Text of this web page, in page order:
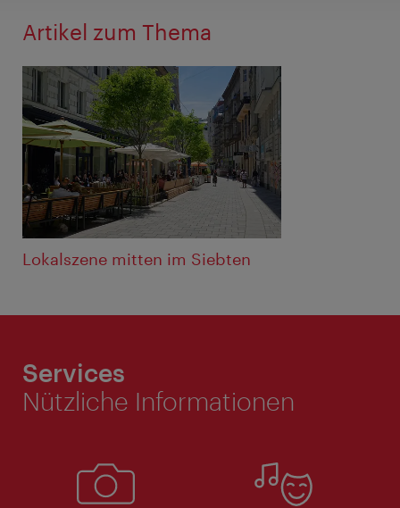
Artikel zum Thema
Lokalszene mitten im Siebten
Services
Nützliche Informationen